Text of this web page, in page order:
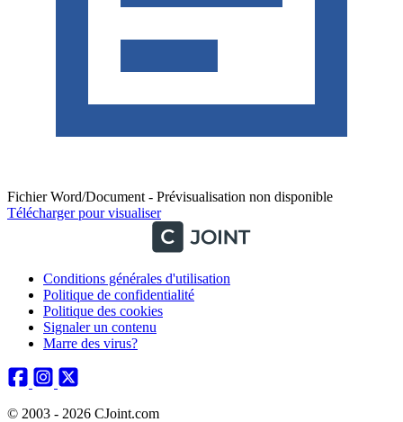
Fichier Word/Document - Prévisualisation non disponible
Télécharger pour visualiser
Conditions générales d'utilisation
Politique de confidentialité
Politique des cookies
Signaler un contenu
Marre des virus?
© 2003 - 2026 CJoint.com